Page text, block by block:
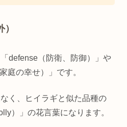
defense（防衛、防御）」や
庭の幸せ）」です。
く、ヒイラギと似た品種の
）」の花言葉になります。